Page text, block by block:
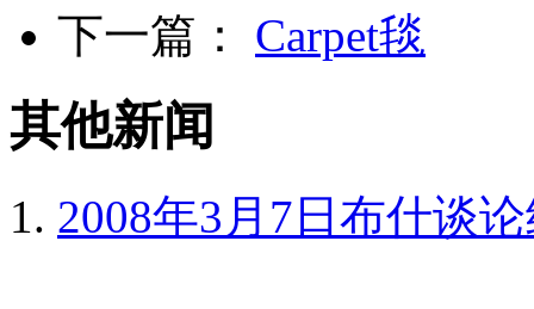
下一篇： Carpet毯
其他新闻
2008年3月7日布什谈